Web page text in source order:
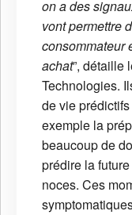
on a des
vont permettre
consommateur
achat”, détaille
Technologies.
de vie prédictifs
exemple la
beaucoup de
prédire la
noces. Ces